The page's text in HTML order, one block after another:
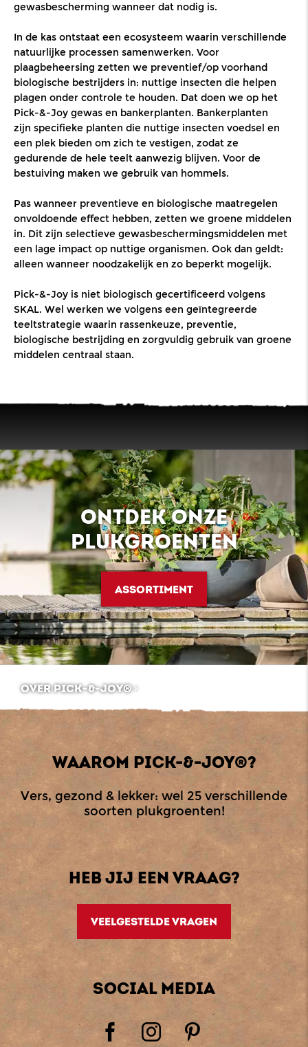
gewasbescherming wanneer dat nodig is.
In de kas ontstaat een ecosysteem waarin verschillende
natuurlijke processen samenwerken. Voor
plaagbeheersing zetten we preventief/op voorhand
biologische bestrijders in: nuttige insecten die helpen
plagen onder controle te houden. Dat doen we op het
Pick-&-Joy gewas en bankerplanten. Bankerplanten
zijn specifieke planten die nuttige insecten voedsel en
een plek bieden om zich te vestigen, zodat ze
gedurende de hele teelt aanwezig blijven. Voor de
bestuiving maken we gebruik van hommels.
Pas wanneer preventieve en biologische maatregelen
onvoldoende effect hebben, zetten we groene middelen
in. Dit zijn selectieve gewasbeschermingsmiddelen met
een lage impact op nuttige organismen. Ook dan geldt:
alleen wanneer noodzakelijk en zo beperkt mogelijk.
Pick-&-Joy is niet biologisch gecertificeerd volgens
SKAL. Wel werken we volgens een geïntegreerde
teeltstrategie waarin rassenkeuze, preventie,
biologische bestrijding en zorgvuldig gebruik van groene
middelen centraal staan.
ONTDEK ONZE
PLUKGROENTEN
ASSORTIMENT
OVER PICK-&-JOY®
WAAROM PICK-&-JOY®?
Vers, gezond & lekker: wel 25 verschillende
soorten plukgroenten!
HEB JIJ EEN VRAAG?
VEELGESTELDE VRAGEN
SOCIAL MEDIA